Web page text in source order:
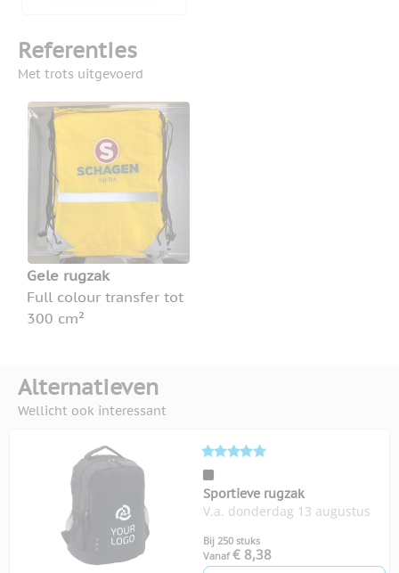
Referenties
Met trots uitgevoerd
Gele rugzak
Full colour transfer tot
300 cm²
Alternatieven
Wellicht ook interessant
Sportieve rugzak
V.a. donderdag 13 augustus
Bij 250 stuks
Vanaf € 8,38